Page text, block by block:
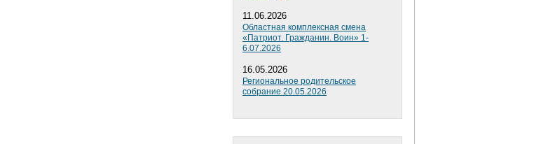
11.06.2026
Областная комплексная смена
«Патриот. Гражданин. Воин» 1-
6.07.2026
16.05.2026
Региональное родительское
собрание 20.05.2026